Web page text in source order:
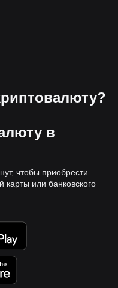
в
чтобы приобрести
или банковского